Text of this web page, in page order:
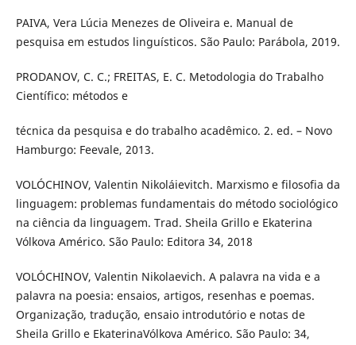
PAIVA, Vera Lúcia Menezes de Oliveira e. Manual de
pesquisa em estudos linguísticos. São Paulo: Parábola, 2019.
PRODANOV, C. C.; FREITAS, E. C. Metodologia do Trabalho
Científico: métodos e
técnica da pesquisa e do trabalho acadêmico. 2. ed. – Novo
Hamburgo: Feevale, 2013.
VOLÓCHINOV, Valentin Nikoláievitch. Marxismo e filosofia da
linguagem: problemas fundamentais do método sociológico
na ciência da linguagem. Trad. Sheila Grillo e Ekaterina
Vólkova Américo. São Paulo: Editora 34, 2018
VOLÓCHINOV, Valentin Nikolaevich. A palavra na vida e a
palavra na poesia: ensaios, artigos, resenhas e poemas.
Organização, tradução, ensaio introdutório e notas de
Sheila Grillo e EkaterinaVólkova Américo. São Paulo: 34,